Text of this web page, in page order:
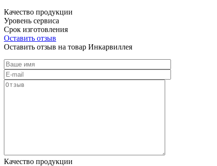
Качество продукции
Уровень сервиса
Срок изготовления
Оставить отзыв
Оставить отзыв на товар Инкарвиллея
Качество продукции